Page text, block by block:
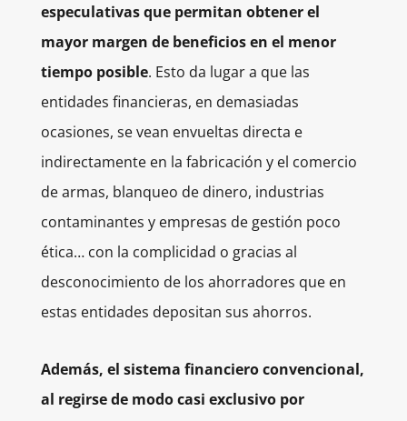
especulativas que permitan obtener el
mayor margen de beneficios en el menor
tiempo posible. Esto da lugar a que las
entidades financieras, en demasiadas
ocasiones, se vean envueltas directa e
indirectamente en la fabricación y el comercio
de armas, blanqueo de dinero, industrias
contaminantes y empresas de gestión poco
ética… con la complicidad o gracias al
desconocimiento de los ahorradores que en
estas entidades depositan sus ahorros.
Además, el sistema financiero convencional,
al regirse de modo casi exclusivo por